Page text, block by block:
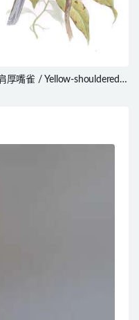
厚嘴雀 / Yellow-shouldered